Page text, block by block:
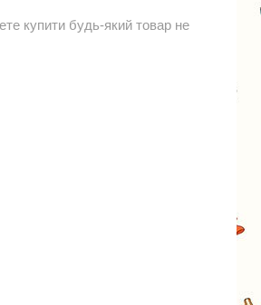
купити будь-який товар не